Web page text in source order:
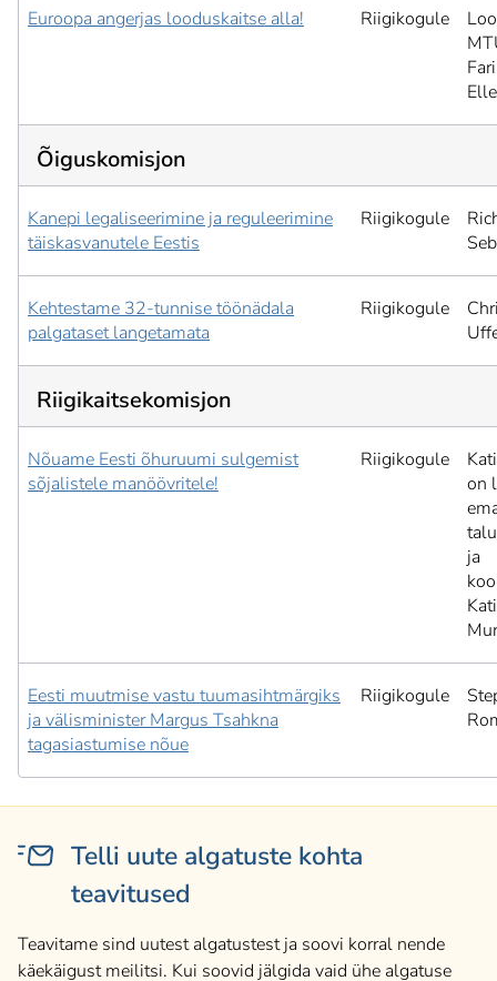
Euroopa angerjas looduskaitse alla! Riigikogule
Õiguskomisjon
Kanepi legaliseerimine ja reguleerimine
täiskasvanutele Eestis
Riigikogule
Kehtestame 32-tunnise töönädala
palgataset langetamata
Riigikogule
Riigikaitsekomisjon
Nõuame Eesti õhuruumi sulgemist
sõjalistele manöövritele!
Riigikogule
on
ja
Eesti muutmise vastu tuumasihtmärgiks
ja välisminister Margus Tsahkna
tagasiastumise nõue
Riigikogule
Telli uute algatuste kohta
teavitused
Teavitame sind uutest algatustest ja soovi korral nende
käekäigust meilitsi. Kui soovid jälgida vaid ühe algatuse